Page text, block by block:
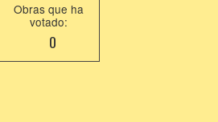
Obras que ha
votado:
0